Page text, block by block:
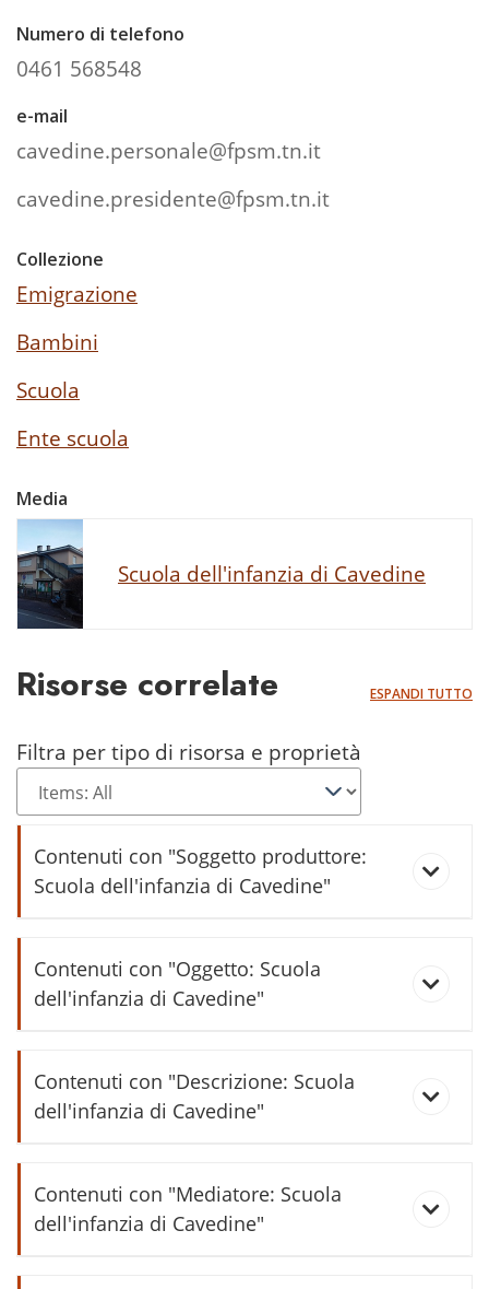
Numero di telefono
0461 568548
e-mail
cavedine.personale@fpsm.tn.it
cavedine.presidente@fpsm.tn.it
Collezione
Emigrazione
Bambini
Scuola
Ente scuola
Media
Scuola dell'infanzia di Cavedine
Risorse correlate ESPANDI TUTTO
Filtra per tipo di risorsa e proprietà
Contenuti con "Soggetto produttore:
Scuola dell'infanzia di Cavedine"
Contenuti con "Oggetto: Scuola
dell'infanzia di Cavedine"
Cavedine
costruzione asilo-ricreatorio di
Cavedine
Contenuti con "Descrizione: Scuola
dell'infanzia di Cavedine"
Contenuti con "Mediatore: Scuola
dell'infanzia di Cavedine"